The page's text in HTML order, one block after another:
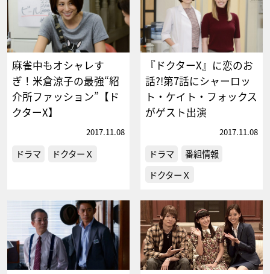
麻雀中もオシャレす
ぎ！米倉涼子の最強“紹
介所ファッション”【ド
クターX】
2017.11.08
ドラマ ドクターＸ
『ドクターX』に恋のお
話?!第7話にシャーロッ
ト・ケイト・フォックス
がゲスト出演
2017.11.08
ドラマ
番組情報
ドクターＸ